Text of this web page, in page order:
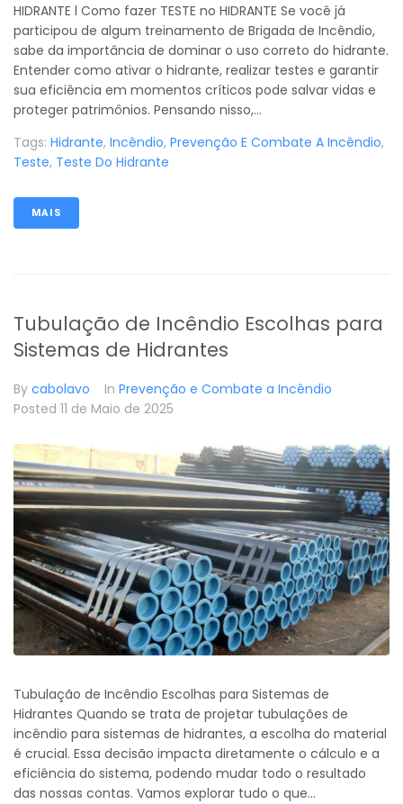
HIDRANTE l Como fazer TESTE no HIDRANTE Se você já
participou de algum treinamento de Brigada de Incêndio,
sabe da importância de dominar o uso correto do hidrante.
Entender como ativar o hidrante, realizar testes e garantir
sua eficiência em momentos críticos pode salvar vidas e
proteger patrimônios. Pensando nisso,...
Tags: Hidrante, Incêndio, Prevenção E Combate A Incêndio,
Teste, Teste Do Hidrante
MAIS
Tubulação de Incêndio Escolhas para
Sistemas de Hidrantes
By cabolavo In Prevenção e Combate a Incêndio
Posted 11 de Maio de 2025
Tubulação de Incêndio Escolhas para Sistemas de
Hidrantes Quando se trata de projetar tubulações de
incêndio para sistemas de hidrantes, a escolha do material
é crucial. Essa decisão impacta diretamente o cálculo e a
eficiência do sistema, podendo mudar todo o resultado
das nossas contas. Vamos explorar tudo o que...